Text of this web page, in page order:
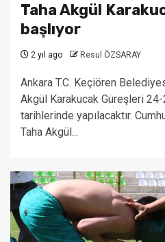
Taha Akgül
başlıyor
2 yıl ago Resul ÖZSARAY
Ankara T.C. Keçiören
Akgül Karakucak Güreşleri
tarihlerinde yapılacaktır.
Taha Akgül...